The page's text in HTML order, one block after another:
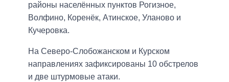
районы населённых пунктов Рогизное,
Волфино, Коренёк, Атинское, Уланово и
Кучеровка.
На Северо-Слобожанском и Курском
направлениях зафиксированы 10 обстрелов
и две штурмовые атаки.